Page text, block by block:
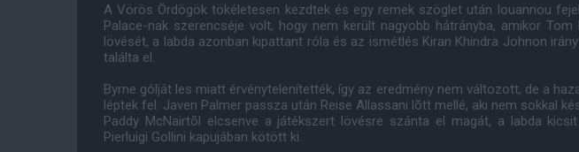
A Vörös Ördögök tökéletesen kezdtek és egy remek szöglet után Iouannou
Palace-nak szerencséje volt, hogy nem került nagyobb hátrányba, amikor Tom
lövését, a labda azonban kipattant róla és az ismétlés Kiran Khindra Johnon
találta el.
Byrne gólját les miatt érvénytelenítették, így az eredmény nem változott, de a
léptek fel. Javen Palmer passza után Reise Allassani lõtt mellé, aki nem sokkal
Paddy McNairtõl elcsenve a játékszert lövésre szánta el magát, a labda
Pierluigi Gollini kapujában kötött ki.